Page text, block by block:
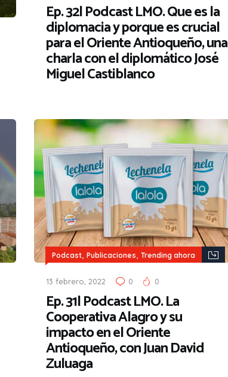
Ep. 32| Podcast LMO. Que es la
diplomacia y porque es crucial
para el Oriente Antioqueño, una
charla con el diplomático José
Miguel Castiblanco
Podcast, Publicaciones, Trending ahora
13 febrero, 2022 0 0
Ep. 31| Podcast LMO. La
Cooperativa Alagro y su
impacto en el Oriente
Antioqueño, con Juan David
Zuluaga